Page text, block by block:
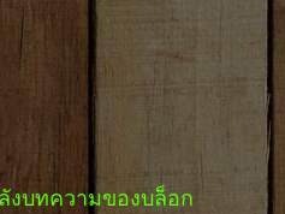
งบทความของบล็อก